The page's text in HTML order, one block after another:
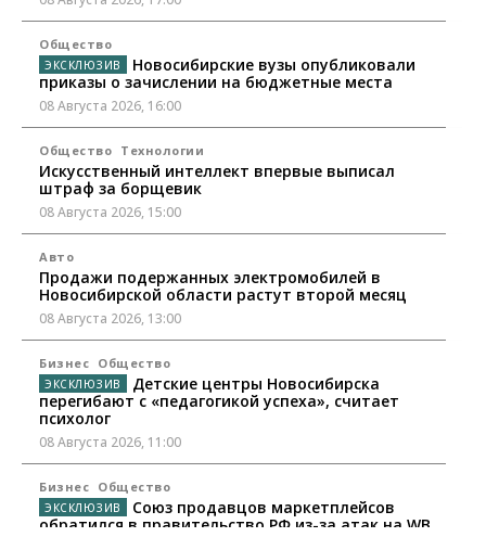
Общество
Новосибирские вузы опубликовали
приказы о зачислении на бюджетные места
08 Августа 2026, 16:00
Общество Технологии
Искусственный интеллект впервые выписал
штраф за борщевик
08 Августа 2026, 15:00
Авто
Продажи подержанных электромобилей в
Новосибирской области растут второй месяц
08 Августа 2026, 13:00
Бизнес Общество
Детские центры Новосибирска
перегибают с «педагогикой успеха», считает
психолог
08 Августа 2026, 11:00
Бизнес Общество
Союз продавцов маркетплейсов
обратился в правительство РФ из-за атак на WB